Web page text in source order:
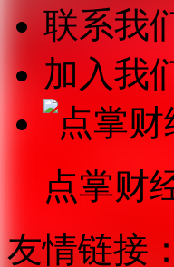
联系我
加入我
点掌财
友情链接：